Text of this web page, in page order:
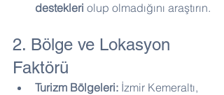
destekleri olup olmadığını araştırın.
2. Bölge ve Lokasyon
Faktörü
Turizm Bölgeleri: İzmir Kemeraltı,